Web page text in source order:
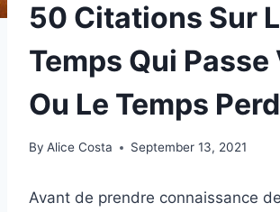
50 Citations Sur
Temps Qui Passe
Ou Le Temps
By Alice Costa September 13, 2021
Avant de prendre connaissance